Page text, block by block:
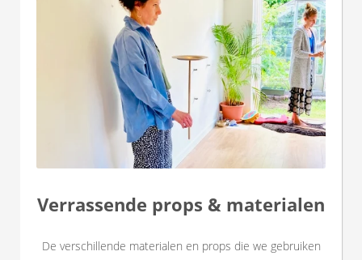
Verrassende props & materialen
De verschillende materialen en props die we gebruiken